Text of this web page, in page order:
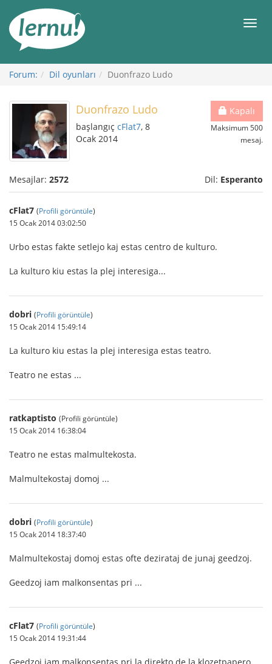
Görüntüleme
Forum: Dil oyunları Duonfrazo Ludo
Kapalı
Maksimum 500
mesaj.
Duonfrazo Ludo
başlangıç cFlat7, 8
Ocak 2014
Mesajlar: 2572 Dil: Esperanto
cFlat7 (Profili görüntüle)
15 Ocak 2014 03:02:50
Urbo estas fakte setlejo kaj estas centro de kulturo.
La kulturo kiu estas la plej interesiga...
dobri (Profili görüntüle)
15 Ocak 2014 15:49:14
La kulturo kiu estas la plej interesiga estas teatro.
Teatro ne estas ...
ratkaptisto (Profili görüntüle)
15 Ocak 2014 16:38:04
Teatro ne estas malmultekosta.
Malmultekostaj domoj ...
dobri (Profili görüntüle)
15 Ocak 2014 18:37:40
Malmultekostaj domoj estas ofte dezirataj de junaj geedzoj.
Geedzoj iam malkonsentas pri ...
cFlat7 (Profili görüntüle)
15 Ocak 2014 19:31:44